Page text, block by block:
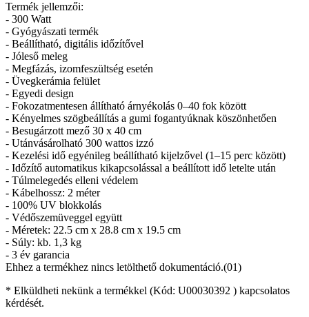
Termék jellemzői:
- 300 Watt
- Gyógyászati termék
- Beállítható, digitális időzítővel
- Jóleső meleg
- Megfázás, izomfeszültség esetén
- Üvegkerámia felület
- Egyedi design
- Fokozatmentesen állítható árnyékolás 0–40 fok között
- Kényelmes szögbeállítás a gumi fogantyúknak köszönhetően
- Besugárzott mező 30 x 40 cm
- Utánvásárolható 300 wattos izzó
- Kezelési idő egyénileg beállítható kijelzővel (1–15 perc között)
- Időzítő automatikus kikapcsolással a beállított idő letelte után
- Túlmelegedés elleni védelem
- Kábelhossz: 2 méter
- 100% UV blokkolás
- Védőszemüveggel együtt
- Méretek: 22.5 cm x 28.8 cm x 19.5 cm
- Súly: kb. 1,3 kg
- 3 év garancia
Ehhez a termékhez nincs letölthető dokumentáció.(01)
* Elküldheti nekünk a termékkel (Kód: U00030392 ) kapcsolatos
kérdését.